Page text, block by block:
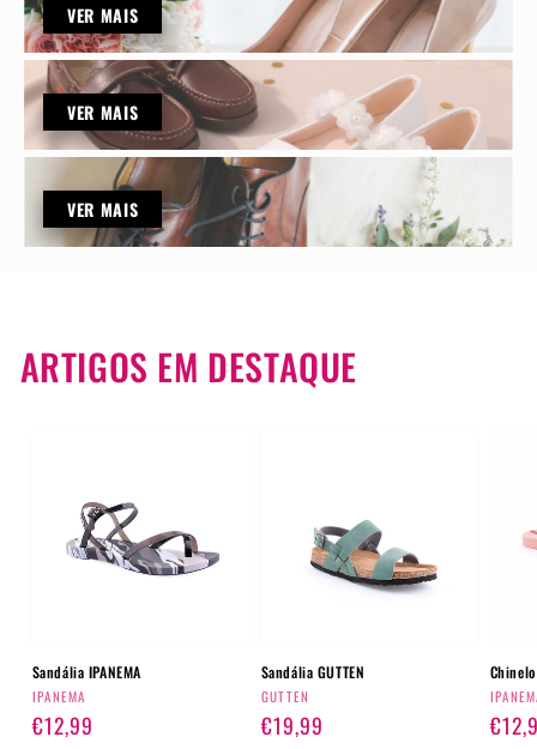
VER MAIS
VER MAIS
VER MAIS
ARTIGOS EM DESTAQUE
Sandália IPANEMA
Fornecedor:
IPANEMA
Preço
€12,99
Sandália GUTTEN
Fornecedor:
GUTTEN
Preço
€19,99
Chinelo
Preço